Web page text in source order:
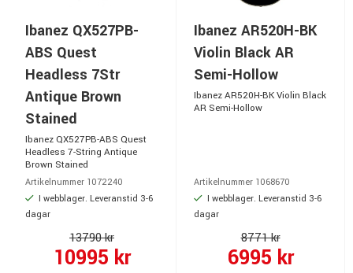
Ibanez QX527PB-
ABS Quest
Headless 7Str
Antique Brown
Stained
Ibanez QX527PB-ABS Quest
Headless 7-String Antique
Brown Stained
Artikelnummer 1072240
I webblager. Leveranstid 3-6
dagar
13790 kr
10995 kr
Ibanez AR520H-BK
Violin Black AR
Semi-Hollow
Ibanez AR520H-BK Violin Black
AR Semi-Hollow
Artikelnummer 1068670
I webblager. Leveranstid 3-6
dagar
8771 kr
6995 kr